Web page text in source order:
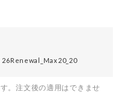
26Renewal_Max20_20
。注文後の適用はできませ